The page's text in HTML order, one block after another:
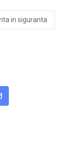
in siguranta